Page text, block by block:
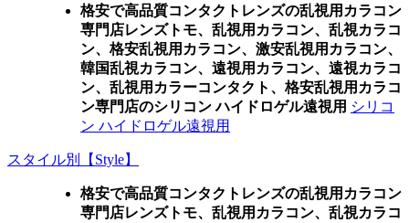
格安で高品質コンタクトレンズの乱視用カラコン
専門店レンズトモ、乱視用カラコン、乱視カラコ
ン、格安乱視用カラコン、激安乱視用カラコン、
韓国乱視カラコン、遠視用カラコン、遠視カラコ
ン、乱視用カラーコンタクト、格安乱視用カラコ
ン専門店のシリコン ハイドロゲル遠視用 シリコ
ン ハイドロゲル遠視用
スタイル別【Style】
格安で高品質コンタクトレンズの乱視用カラコン
専門店レンズトモ、乱視用カラコン、乱視カラコ